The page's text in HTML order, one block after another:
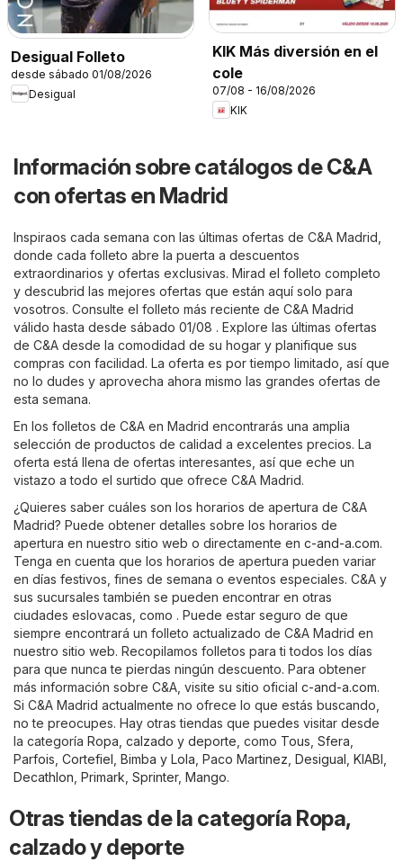
Desigual Folleto
desde sábado 01/08/2026
Desigual
KIK Más diversión en el
cole
07/08 - 16/08/2026
KIK
Información sobre catálogos de C&A
con ofertas en Madrid
Inspiraos cada semana con las últimas ofertas de C&A Madrid,
donde cada folleto abre la puerta a descuentos
extraordinarios y ofertas exclusivas. Mirad el folleto completo
y descubrid las mejores ofertas que están aquí solo para
vosotros. Consulte el folleto más reciente de C&A Madrid
válido hasta desde sábado 01/08 . Explore las últimas ofertas
de C&A desde la comodidad de su hogar y planifique sus
compras con facilidad. La oferta es por tiempo limitado, así que
no lo dudes y aprovecha ahora mismo las grandes ofertas de
esta semana.
En los folletos de C&A en Madrid encontrarás una amplia
selección de productos de calidad a excelentes precios. La
oferta está llena de ofertas interesantes, así que eche un
vistazo a todo el surtido que ofrece C&A Madrid.
¿Quieres saber cuáles son los horarios de apertura de C&A
Madrid? Puede obtener detalles sobre los horarios de
apertura en nuestro sitio web o directamente en c-and-a.com.
Tenga en cuenta que los horarios de apertura pueden variar
en días festivos, fines de semana o eventos especiales. C&A y
sus sucursales también se pueden encontrar en otras
ciudades eslovacas, como . Puede estar seguro de que
siempre encontrará un folleto actualizado de C&A Madrid en
nuestro sitio web. Recopilamos folletos para ti todos los días
para que nunca te pierdas ningún descuento. Para obtener
más información sobre C&A, visite su sitio oficial c-and-a.com.
Si C&A Madrid actualmente no ofrece lo que estás buscando,
no te preocupes. Hay otras tiendas que puedes visitar desde
la categoría Ropa, calzado y deporte , como Tous Sfera
Parfois Cortefiel Bimba y Lola Paco Martinez Desigual KIABI
Decathlon Primark Sprinter, Mango.
Otras tiendas de la categoría Ropa,
calzado y deporte